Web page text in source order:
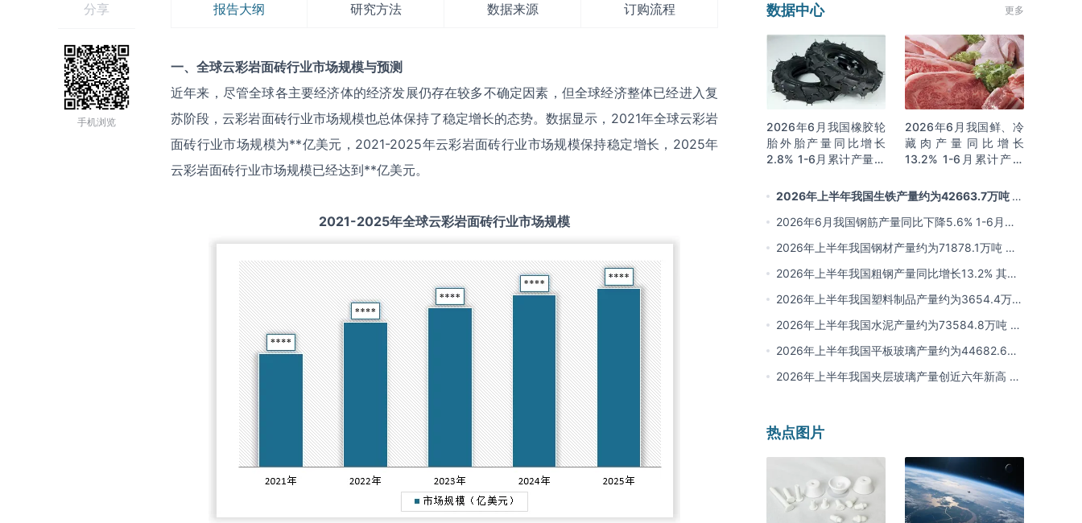
分享
手机浏览
报告大纲 研究方法 数据来源 订购流程
一、全球云彩岩面砖行业市场规模与预测
近年来，尽管全球各主要经济体的经济发展仍存在较多不确定因素，但全球经济整体已经进入复
苏阶段，云彩岩面砖行业市场规模也总体保持了稳定增长的态势。数据显示，2021年全球云彩岩
面砖行业市场规模为**亿美元，2021-2025年云彩岩面砖行业市场规模保持稳定增长，2025年
云彩岩面砖行业市场规模已经达到**亿美元。
2021-2025年全球云彩岩面砖行业市场规模
数据中心 更多
2026年6月我国橡胶轮
胎外胎产量同比增长
2.8% 1-6月累计产量同
2026年6月我国鲜、冷
藏肉产量同比增长
13.2% 1-6月累计产量
2026年上半年我国生铁产量约为42663.7万吨 同
比下降2.8% 其中河北产量占比22.7%排名第一
2026年6月我国钢筋产量同比下降5.6% 1-6月累
计产量同比下降10.7%
2026年上半年我国钢材产量约为71878.1万吨 同
比下降0.9% 其中河北以超亿吨产量排名第一
2026年上半年我国粗钢产量同比增长13.2% 其中
河北产量占比21.5%位居首位
2026年上半年我国塑料制品产量约为3654.4万吨
其中江苏、浙江产量分别占比18.9%、16.0%
2026年上半年我国水泥产量约为73584.8万吨 同
比下降8% 其中广东、浙江和安徽分别排名前三
2026年上半年我国平板玻璃产量约为44682.6万
重量箱 同比下降5.7% 其中河北产量最多 占比
2026年上半年我国夹层玻璃产量创近六年新高 约
热点图片